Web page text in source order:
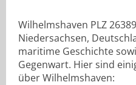
Wilhelmshaven PLZ
Niedersachsen,
maritime Geschichte
Gegenwart. Hier sind
über Wilhelmshaven: